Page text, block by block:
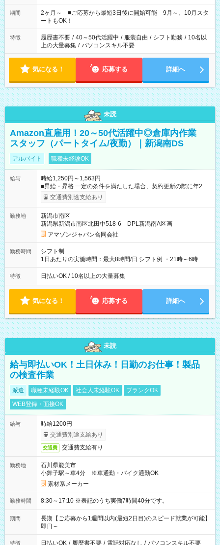
「家族とお休みを合わせたい」 「できれば残業はしたくない」
など、あなたのご希望に沿ったお仕事をご紹介します！ ※Wワ
ーク希望の方へ 今ご覧のお仕事で希望する勤務時間と、もう1つ
のお仕事の勤務時間。 合計で週40時間を超える場合は応募でき
ません
期間
2ヶ月～ ■ご応募から最短3日後に開始可能 9月～、10月スタ
ートもOK！
特徴 履歴書不要 / 40～50代活躍中 / 服装自由 / シフト勤務 / 10名以
上の大量募集 / パソコンスキル不要
気になる！ 応募する 詳細へ
未読
Amazon直雇用！20～50代活躍中◎倉庫内作業
スタッフ（パートタイム/夜勤）｜新潟南DS
アルバイト 職種未経験OK
給与
時給1,250円～1,563円
■昇給・昇格 一定の条件を満たした場合、契約更新の際に年2回
まで昇給の機会があります。 ■正社員登用制度あり ※月末締/翌
月25日支払い ※時間外手当、別途支給 ※深夜割増賃金 (22:00～
☆Amazon直雇用で安定して働けます！ 【試用期間】試用期間
あり 試用期間の長さ：1週間 雇用形態、給与は本採用時と同じ
です。
交通費別途支給あり
勤務地
新潟市南区
新潟県新潟市南区北田中518-6 DPL新潟南A区画
アマゾンジャパン合同会社
勤務時間
シフト制
1日あたりの実働時間：最大8時間/日 シフト例 ・21時～6時
特徴 日払いOK / 10名以上の大量募集
気になる！ 応募する 詳細へ
未読
給与即払いOK！土日休み！日勤のお仕事！製品
の検査作業
派遣 職種未経験OK 社会人未経験OK
ブランクOK
WEB登録・面接OK
給与
時給1200円
交通費別途支給あり
交通費 交通費支給有り
勤務地
石川県能美市
小舞子駅～車4分 ※車通勤・バイク通勤OK
素材系メーカー
勤務時間 8:30～17:10 ※表記のうち実働7時間40分です。
期間
長期【ご応募から1週間以内(最短2日目)のスピード就業が可能】
即日～
特徴 日払いOK / 履歴書不要 / 電話対応なし / パソコンスキル不要